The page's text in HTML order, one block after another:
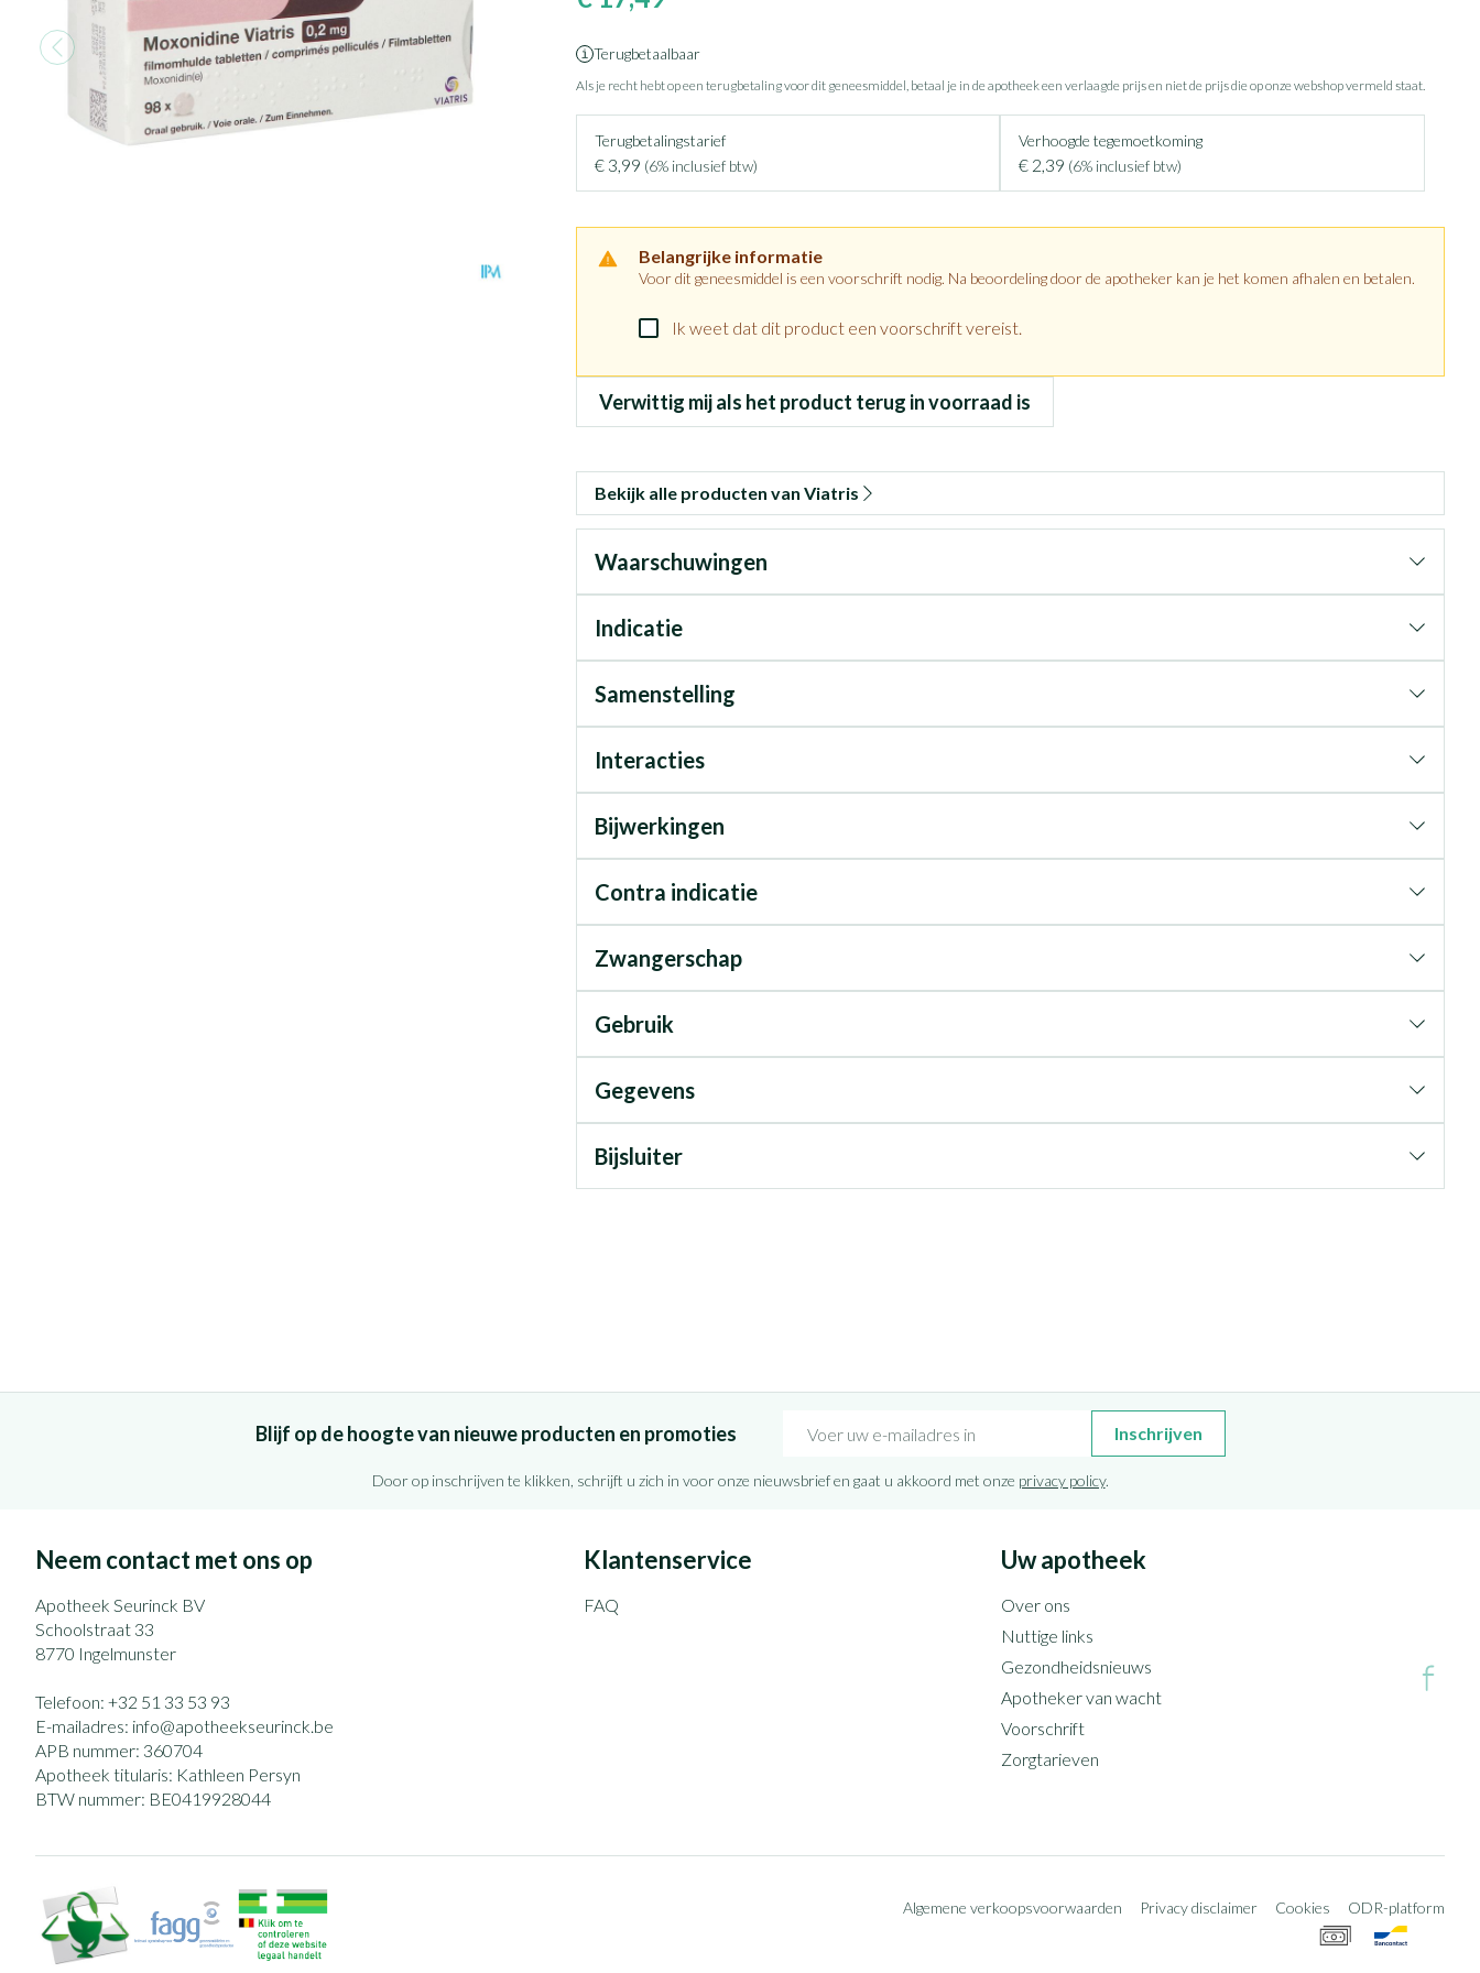
Terugbetaalbaar
Als je recht hebt op een terugbetaling voor dit geneesmiddel, betaal je in de apotheek een verlaagde prijs en niet de prijs die op onze webshop vermeld staat.
Terugbetalingstarief
€ 3,99 (6% inclusief btw)
Verhoogde tegemoetkoming
€ 2,39 (6% inclusief btw)
Belangrijke informatie
Voor dit geneesmiddel is een voorschrift nodig. Na beoordeling door de apotheker kan je het komen afhalen en betalen.
Ik weet dat dit product een voorschrift vereist.
Verwittig mij als het product terug in voorraad is
Bekijk alle producten van Viatris
Waarschuwingen
Indicatie
Samenstelling
Interacties
Bijwerkingen
Contra indicatie
Zwangerschap
Gebruik
Gegevens
Bijsluiter
Blijf op de hoogte van nieuwe producten en promoties Inschrijven
Door op inschrijven te klikken, schrijft u zich in voor onze nieuwsbrief en gaat u akkoord met onze privacy policy.
Neem contact met ons op
Apotheek Seurinck BV
Schoolstraat 33
8770 Ingelmunster
Telefoon: +32 51 33 53 93
E-mailadres: info@apotheekseurinck.be
APB nummer: 360704
Apotheek titularis: Kathleen Persyn
BTW nummer: BE0419928044
Klantenservice
FAQ
Uw apotheek
Over ons
Nuttige links
Gezondheidsnieuws
Apotheker van wacht
Voorschrift
Zorgtarieven
Algemene verkoopsvoorwaarden Privacy disclaimer Cookies ODR-platform